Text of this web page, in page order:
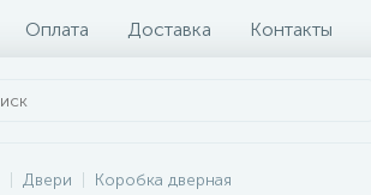
Оплата Доставка Контакты
Двери Коробка дверная